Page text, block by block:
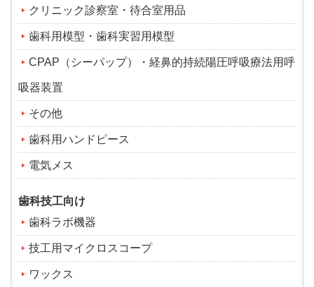
クリニック診察室・待合室用品
歯科用模型・歯科実習用模型
CPAP（シーパップ）・経鼻的持続陽圧呼吸療法用呼
吸器装置
その他
歯科用ハンドピース
電気メス
歯科技工向け
歯科ラボ機器
技工用マイクロスコープ
ワックス